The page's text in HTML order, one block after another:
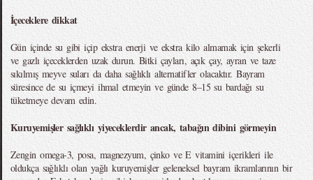
İçeceklere dikkat
Gün içinde su gibi içip ekstra enerji ve ekstra kilo almamak için şekerli
ve gazlı içeceklerden uzak durun. Bitki çayları, açık çay, ayran ve taze
sıkılmış meyve suları da daha sağlıklı alternatifler olacaktır. Bayram
süresince de su içmeyi ihmal etmeyin ve günde 8–15 su bardağı su
tüketmeye devam edin.
Kuruyemişler sağlıklı yiyeceklerdir ancak, tabağın dibini görmeyin
Zengin omega-3, posa, magnezyum, çinko ve E vitamini içerikleri ile
oldukça sağlıklı olan yağlı kuruyemişler geleneksel bayram ikramlarının bir